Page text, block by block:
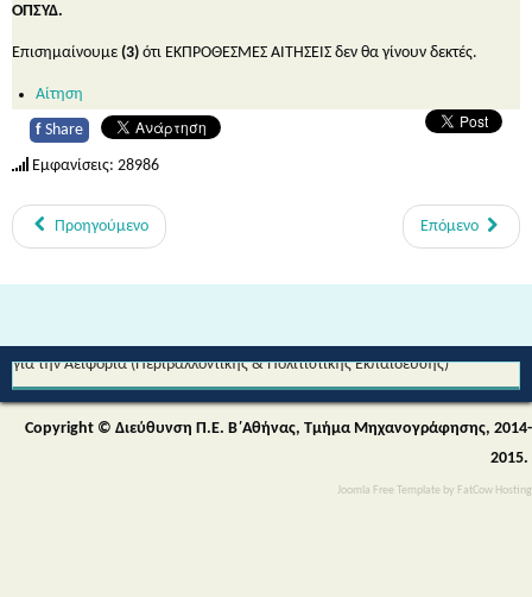
Joomla Free Template by FatCow Hosting
ΟΠΣΥΔ.
Επισημαίνουμε (3) ότι ΕΚΠΡΌΘΕΣΜΕΣ ΑΙΤΗΣΕΙΣ δεν θα γίνουν δεκτές.
Αίτηση
f Share
Εμφανίσεις: 28986
Προηγούμενο Επόμενο
για την Αειφορία (Περιβαλλοντικής & Πολιτιστικής Εκπαίδευσης)
Copyright © Διεύθυνση Π.Ε. Β΄Αθήνας, Τμήμα Μηχανογράφησης, 2014-
2015.